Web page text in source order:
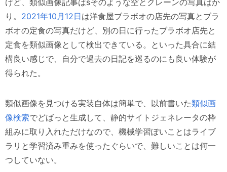
り。 2021年10月12日は洋食屋ブラボオの店先の写真とブラ
ボオの定食の写真だけど、別の日に行ったブラボオ店先と
定食を類似画像として検出できている。といった具合に結
構良い感じで、自分で過去の日記を巡るのにも良い体験が
得られた。
類似画像を見つける実装自体は簡単で、以前書いた類似画
像検索でどばっと生成して、静的サイトジェネレータの枠
組みに取り入れただけなので、機械学習ぽいことはライブ
ラリと学習済み重みを使ったぐらいで、難しいことは何一
つしていない。